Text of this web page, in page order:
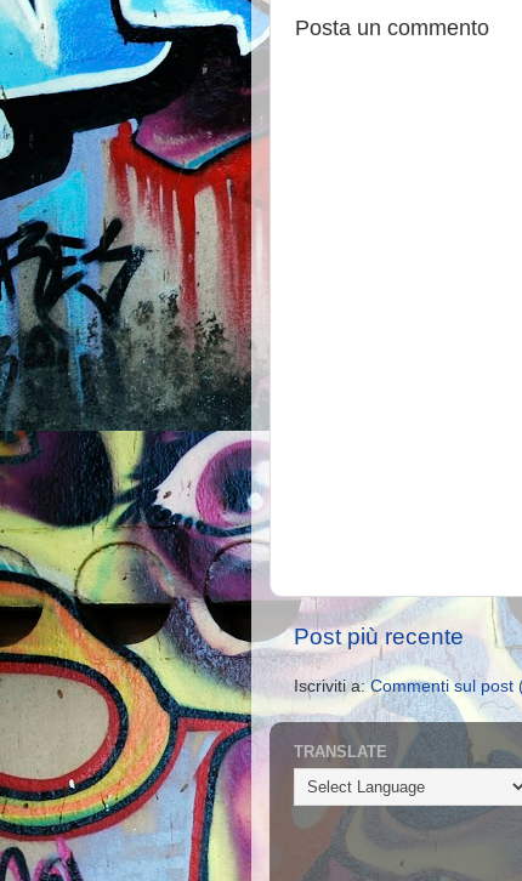
Posta un commento
Post più recente
Iscriviti a:Commenti sul post
TRANSLATE